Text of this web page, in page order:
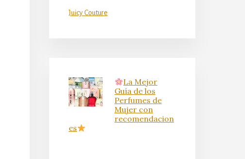
Juicy Couture
La Mejor
Guía de los
Perfumes de
Mujer con
recomendacion
es